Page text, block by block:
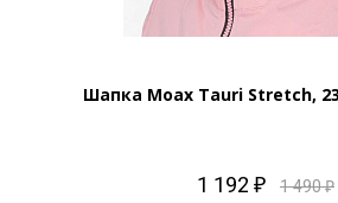
Шапка Moax Tauri Stretch,
1 192 ₽ 1 490 ₽